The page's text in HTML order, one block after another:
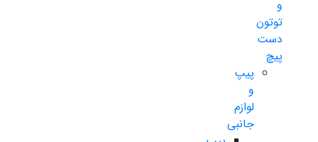
و
توتون
دست
پیچ
پیپ
و
لوازم
جانبی